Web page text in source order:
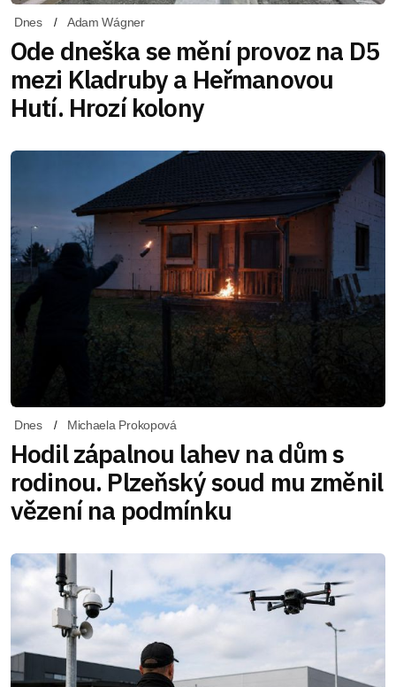
Dnes Adam Wágner
Ode dneška se mění provoz na D5
mezi Kladruby a Heřmanovou
Hutí. Hrozí kolony
Dnes Michaela Prokopová
Hodil zápalnou lahev na dům s
rodinou. Plzeňský soud mu změnil
vězení na podmínku